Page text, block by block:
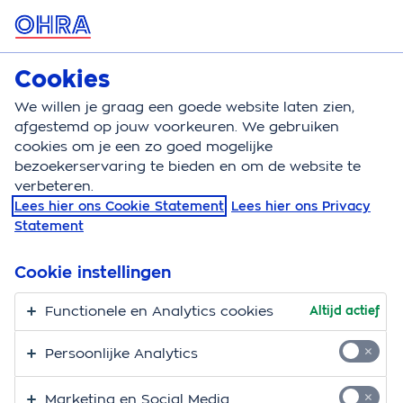
MENU
Zorgverzekering
Zorgverzekering Vergoeding Geriatrische
Vergoeding
geriatrische
revalidatiezorg
Hier vind je alle informatie over de vergoeding voor
geriatrische revalidatiezorg. Geriatrische
revalidatiezorg is de zorg voor kwetsbare ouderen
maatschappij. Deze zorg wordt maximaal 6 maanden
Cookies
We willen je graag een goede website laten zien,
afgestemd op jouw voorkeuren. We gebruiken
cookies om je een zo goed mogelijke
bezoekerservaring te bieden en om de website te
verbeteren.
Lees hier ons Cookie Statement Lees hier ons Privacy
Statement
Cookie instellingen
Functionele en Analytics cookies Altijd actief
Persoonlijke Analytics
Marketing en Social Media